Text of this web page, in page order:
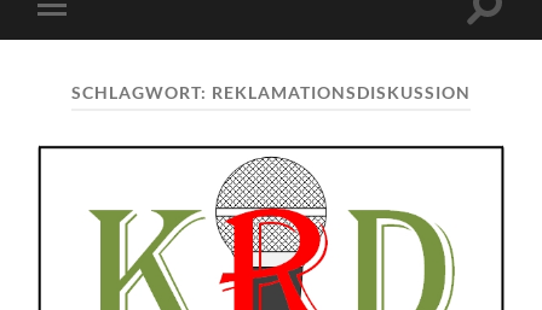
Mobile-
Menü
SCHLAGWORT: REKLAMATIONSDISKUSSION